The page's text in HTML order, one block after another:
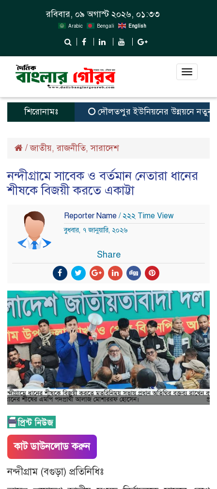
রবিবার, ০৯ অগাস্ট ২০২৬, ০১:৩৩
Arabic Bengali English
Toggle
শিরোনামঃ দৌলতপুর ইউনিয়নের উন্নয়নে নতুন
/জাতীয়,রাজনীতি,সারাদেশ
নন্দীগ্রামে সাবেক ও বর্তমান নেতারা ধানের
শীষকে বিজয়ী করতে একাট্টা
Reporter Name / ২২২ Time View
বুধবার, ৭ জানুয়ারি, ২০২৬
Share
কাট ডাউনলোড করুন
নন্দীগ্রাম (বগুড়া) প্রতিনিধিঃ